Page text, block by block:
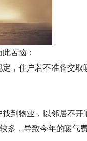
苦恼：
住户若不准备交取
到物业，以邻居不
多，导致今年的暖气